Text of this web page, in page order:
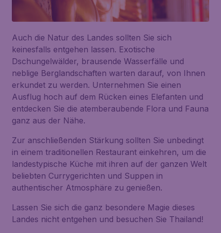
Auch die Natur des Landes sollten Sie sich
keinesfalls entgehen lassen. Exotische
Dschungelwälder, brausende Wasserfälle und
neblige Berglandschaften warten darauf, von Ihnen
erkundet zu werden. Unternehmen Sie einen
Ausflug hoch auf dem Rücken eines Elefanten und
entdecken Sie die atemberaubende Flora und Fauna
ganz aus der Nähe.
Zur anschließenden Stärkung sollten Sie unbedingt
in einem traditionellen Restaurant einkehren, um die
landestypische Küche mit ihren auf der ganzen Welt
beliebten Currygerichten und Suppen in
authentischer Atmosphäre zu genießen.
Lassen Sie sich die ganz besondere Magie dieses
Landes nicht entgehen und besuchen Sie Thailand!